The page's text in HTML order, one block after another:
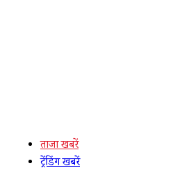
ताजा खबरें
ट्रेंडिंग खबरें